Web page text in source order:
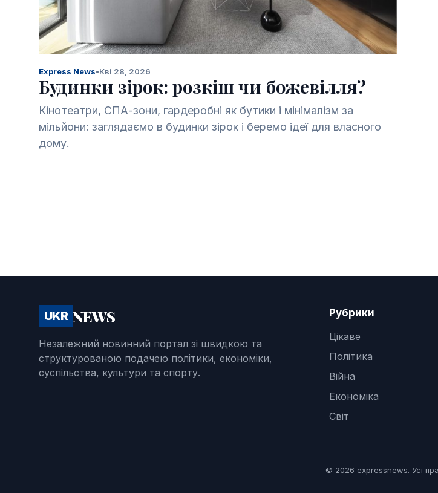
Express News•Кві 28, 2026
Будинки зірок: розкіш чи божевілля?
Кінотеатри, СПА-зони, гардеробні як бутики і мінімалізм за
мільйони: заглядаємо в будинки зірок і беремо ідеї для власного
дому.
UKR NEWS
Незалежний новинний портал зі швидкою та
структурованою подачею політики, економіки,
суспільства, культури та спорту.
Рубрики
Цікаве
Політика
Війна
Економіка
Світ
© 2026 expressnews. Усі